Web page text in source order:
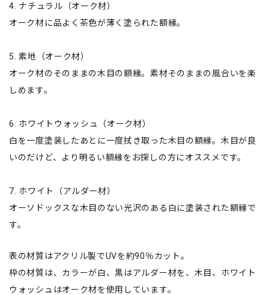
4. ナチュラル（オーク材）
オーク材に品よく茶色が薄く塗られた額縁。
5. 素地（オーク材）
オーク材のそのままの木目の額縁。素材そのままの風合いを楽
しめます。
6. ホワイトウォッシュ（オーク材）
白を一度塗装したあとに一度拭き取った木目の額縁。木目が良
いのだけど、より明るい額縁をお探しの方にオススメです。
7. ホワイト（アルダー材）
オーソドックスな木目のない光沢のある白に塗装された額縁で
す。
表の材質はアクリル製でUVを約90％カット。
枠の材質は、カラーが白、黒はアルダー材を、木目、ホワイト
ウォッシュはオーク材を使用しています。